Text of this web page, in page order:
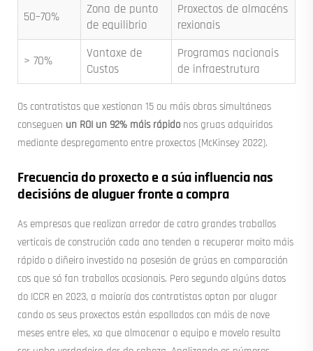
50–70%
Zona de punto
de equilibrio
Proxectos de almacéns
rexionais
> 70%
Vantaxe de
Custos
Programas nacionais
de infraestrutura
Os contratistas que xestionan 15 ou máis obras simultáneas
conseguen un ROI un 92% máis rápido nos gruas adquiridos
mediante despregamento entre proxectos (McKinsey 2022).
Frecuencia do proxecto e a súa influencia nas
decisións de aluguer fronte a compra
As empresas que realizan arredor de catro grandes traballos
verticais de construción cada ano tenden a recuperar moito máis
rápido o diñeiro investido na posesión de grúas en comparación
cos que só fan traballos ocasionais. Pero segundo algúns datos
do ICCR en 2023, a maioría dos contratistas optan por alugar
cando os seus proxectos están espallados con máis de nove
meses entre eles, xa que almacenar o equipo e movelo resulta